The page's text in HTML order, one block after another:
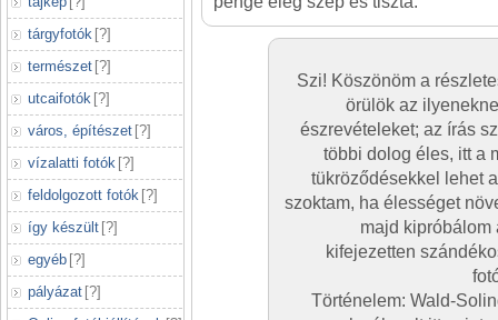
tárgyfotók [?]
természet [?]
utcaifotók [?]
város, építészet [?]
vízalatti fotók [?]
feldolgozott fotók [?]
így készült [?]
egyéb [?]
pályázat [?]
Szi! Köszönöm a
örülök az
észrevételeket; az írás
többi dolog éles, itt a
tükröződésekkel lehet
szoktam, ha élességet
majd kipróbálom
kifejezetten
Történelem: Wald-